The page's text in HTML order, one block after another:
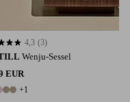
Wenju-Sessel
EUR
+1
auf 3 Bewertungen
4,3 (3)